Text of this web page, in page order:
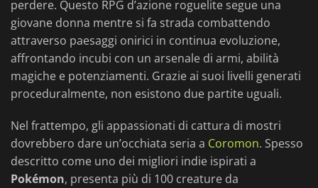
perdere. Questo RPG d’azione roguelite segue una
giovane donna mentre si fa strada combattendo
attraverso paesaggi onirici in continua evoluzione,
affrontando incubi con un arsenale di armi, abilità
magiche e potenziamenti. Grazie ai suoi livelli generati
proceduralmente, non esistono due partite uguali.
Nel frattempo, gli appassionati di cattura di mostri
dovrebbero dare un’occhiata seria a Coromon. Spesso
descritto come uno dei migliori indie ispirati a
Pokémon, presenta più di 100 creature da